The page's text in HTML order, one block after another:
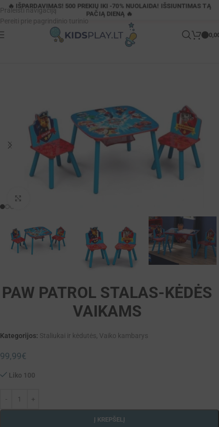
Praleisti navigaciją
Pereiti prie pagrindinio turinio
🔥 IŠPARDAVIMAS! 500 PREKIŲ IKI -70% NUOLAIDA! IŠSIUNTIMAS TĄ
PAČIĄ DIENĄ 🔥
Parduotuvė PAW PATROL STALAS-KĖDĖS VAIKAMS
PAW PATROL STALAS-KĖDĖS
VAIKAMS
Kategorijos: Staliukai ir kėdutės, Vaiko kambarys
99,99€
Liko 100
Į KREPŠELĮ